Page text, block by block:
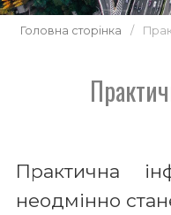
Головна сторінка /
Практична
неодмінно